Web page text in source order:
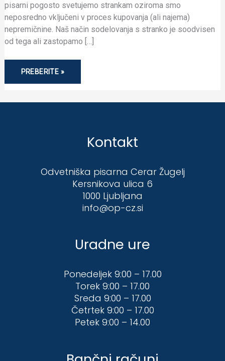
pisarni pogosto svetujemo strankam oziroma smo
neposredno vključeni v proces kupovanja (ali najema)
nepremičnine. Naš način sodelovanja s stranko je soodvisen
od tega ali zastopamo […]
USODNIH
RAZLIK!
PREBERITE »
Kontakt
Odvetniška pisarna Cerar Žugelj
Kersnikova ulica 6
1000 Ljubljana
info@op-cz.si
Uradne ure
Ponedeljek 9:00 – 17.00
Torek 9:00 – 17.00
Sreda 9:00 – 17.00
Četrtek 9:00 – 17.00
Petek 9:00 – 14.00